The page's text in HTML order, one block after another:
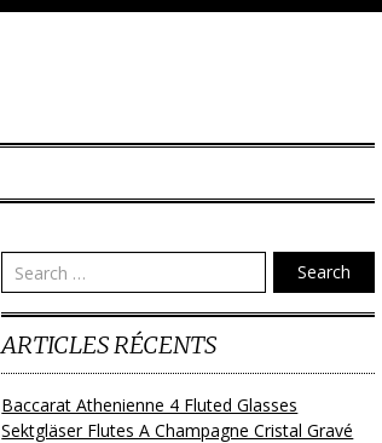
Search
ARTICLES RÉCENTS
Baccarat Athenienne 4 Fluted Glasses
Sektgläser Flutes A Champagne Cristal Gravé